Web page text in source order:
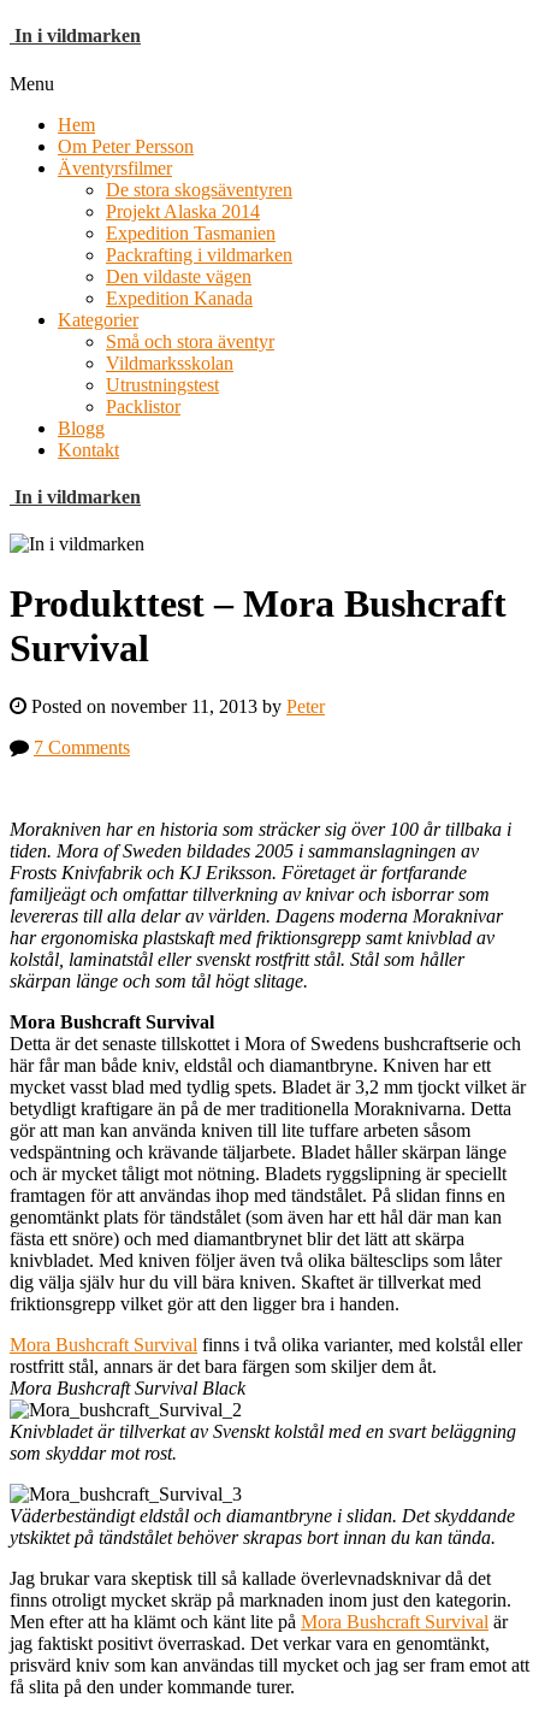
In i vildmarken
Menu
Hem
Om Peter Persson
Äventyrsfilmer
De stora skogsäventyren
Projekt Alaska 2014
Expedition Tasmanien
Packrafting i vildmarken
Den vildaste vägen
Expedition Kanada
Kategorier
Små och stora äventyr
Vildmarksskolan
Utrustningstest
Packlistor
Blogg
Kontakt
In i vildmarken
Produkttest – Mora Bushcraft
Survival
Posted on november 11, 2013 by Peter
7 Comments
Morakniven har en historia som sträcker sig över 100 år tillbaka i
tiden. Mora of Sweden bildades 2005 i sammanslagningen av
Frosts Knivfabrik och KJ Eriksson. Företaget är fortfarande
familjeägt och omfattar tillverkning av knivar och isborrar som
levereras till alla delar av världen. Dagens moderna Moraknivar
har ergonomiska plastskaft med friktionsgrepp samt knivblad av
kolstål, laminatstål eller svenskt rostfritt stål. Stål som håller
skärpan länge och som tål högt slitage.
Mora Bushcraft Survival
Detta är det senaste tillskottet i Mora of Swedens bushcraftserie och
här får man både kniv, eldstål och diamantbryne. Kniven har ett
mycket vasst blad med tydlig spets. Bladet är 3,2 mm tjockt vilket är
betydligt kraftigare än på de mer traditionella Moraknivarna. Detta
gör att man kan använda kniven till lite tuffare arbeten såsom
vedspäntning och krävande täljarbete. Bladet håller skärpan länge
och är mycket tåligt mot nötning. Bladets ryggslipning är speciellt
framtagen för att användas ihop med tändstålet. På slidan finns en
genomtänkt plats för tändstålet (som även har ett hål där man kan
fästa ett snöre) och med diamantbrynet blir det lätt att skärpa
knivbladet. Med kniven följer även två olika bältesclips som låter
dig välja själv hur du vill bära kniven. Skaftet är tillverkat med
friktionsgrepp vilket gör att den ligger bra i handen.
Mora Bushcraft Survival finns i två olika varianter, med kolstål eller
rostfritt stål, annars är det bara färgen som skiljer dem åt.
Mora Bushcraft Survival Black
Knivbladet är tillverkat av Svenskt kolstål med en svart beläggning
som skyddar mot rost.
Väderbeständigt eldstål och diamantbryne i slidan. Det skyddande
ytskiktet på tändstålet behöver skrapas bort innan du kan tända.
Jag brukar vara skeptisk till så kallade överlevnadsknivar då det
finns otroligt mycket skräp på marknaden inom just den kategorin.
Men efter att ha klämt och känt lite på Mora Bushcraft Survival är
jag faktiskt positivt överraskad. Det verkar vara en genomtänkt,
prisvärd kniv som kan användas till mycket och jag ser fram emot att
få slita på den under kommande turer.